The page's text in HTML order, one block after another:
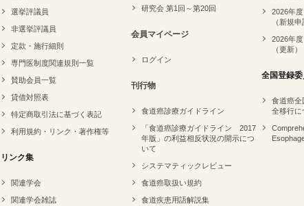
選挙評議員
非選挙評議員
定款・施行細則
専門医制度関連規則一覧
賛助会員一覧
貸借対照表
特定商取引法に基づく表記
利用規約・リンク・著作権等
リンク集
関連学会
関連学会雑誌
研究会 第1回～第20回
会員マイページ
ログイン
刊行物
食道癌診療ガイドライン
「食道癌診療ガイドライン 2017
年版」の利益相反状況の開示につ
いて
システマティックレビュー
食道癌取扱い規約
食道疾患用語解説集
2026年
（新規申
2026年
（更新）
全国登録
食道癌全
全移行に